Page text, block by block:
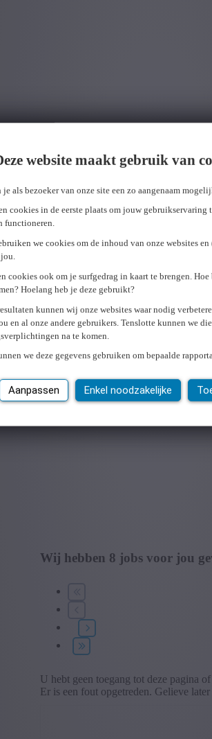
website maakt gebruik van
je als bezoeker van onze site een zo aangenaam
cookies in de eerste plaats om jouw gebruikservaring
functioneren.
we cookies om de inhoud van onze websites
cookies ook om je surfgedrag in kaart te brengen.
Hoelang heb je deze gebruikt?
kunnen wij onze websites waar nodig
en al onze andere gebruikers. Tenslotte kunnen we
na te komen.
we deze gegevens gebruiken om bepaalde
Aanpassen Enkel noodzakelijke
Wij hebben 8 jobs voor jou
U hebt geen toegang tot deze pagina
Er is een fout opgetreden. Gelieve